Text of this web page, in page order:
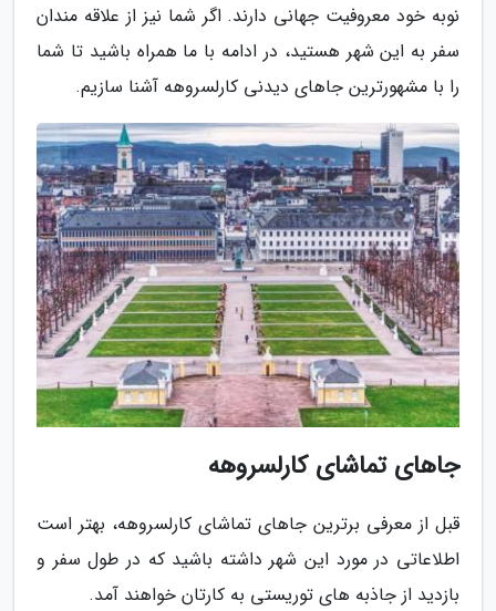
نوبه خود معروفیت جهانی دارند. اگر شما نیز از علاقه مندان
سفر به این شهر هستید، در ادامه با ما همراه باشید تا شما
را با مشهورترین جاهای دیدنی کارلسروهه آشنا سازیم.
جاهای تماشای کارلسروهه
قبل از معرفی برترین جاهای تماشای کارلسروهه، بهتر است
اطلاعاتی در مورد این شهر داشته باشید که در طول سفر و
بازدید از جاذبه های توریستی به کارتان خواهند آمد.